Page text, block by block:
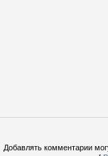
Добавлять комментарии